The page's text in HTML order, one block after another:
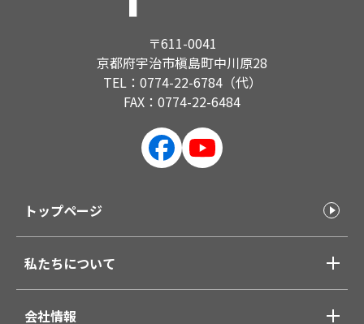
〒611-0041
京都府宇治市槇島町中川原28
TEL：0774-22-6784（代）
FAX：0774-22-6484
トップページ
私たちについて
会社情報